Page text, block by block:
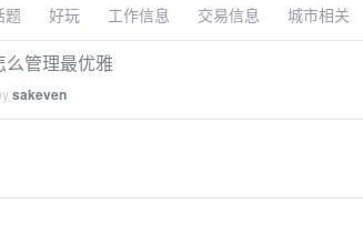
题 好玩 工作信息 交易信息 城市相关
管理最优雅
sakeven